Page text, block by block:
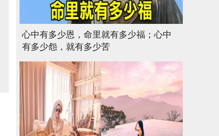
心中有多少恩，命里就有多少福；心中
有多少怨，就有多少苦